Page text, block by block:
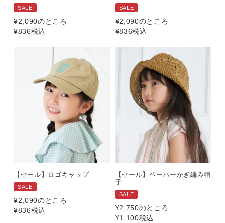
SALE
¥2,090のところ
¥836税込
SALE
¥2,090のところ
¥836税込
【セール】ロゴキャップ
SALE
¥2,090のところ
¥836税込
【セール】ペーパーかぎ編み帽
子
SALE
¥2,750のところ
¥1,100税込